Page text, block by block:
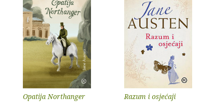
Opatija Northanger Razum i osjećaji